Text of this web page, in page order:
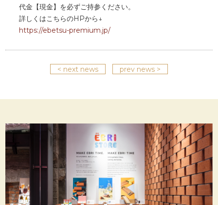
代金【現金】を必ずご持参ください。
詳しくはこちらのHPから↓
https://ebetsu-premium.jp/
< next news prev news >